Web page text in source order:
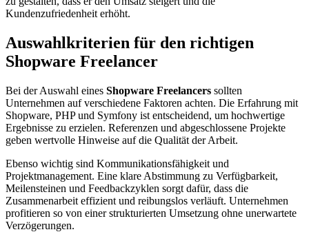
Kundenzufriedenheit erhöht.
Auswahlkriterien für den richtigen
Shopware Freelancer
Bei der Auswahl eines Shopware Freelancers sollten
Unternehmen auf verschiedene Faktoren achten. Die Erfahrung mit
Shopware, PHP und Symfony ist entscheidend, um hochwertige
Ergebnisse zu erzielen. Referenzen und abgeschlossene Projekte
geben wertvolle Hinweise auf die Qualität der Arbeit.
Ebenso wichtig sind Kommunikationsfähigkeit und
Projektmanagement. Eine klare Abstimmung zu Verfügbarkeit,
Meilensteinen und Feedbackzyklen sorgt dafür, dass die
Zusammenarbeit effizient und reibungslos verläuft. Unternehmen
profitieren so von einer strukturierten Umsetzung ohne unerwartete
Verzögerungen.